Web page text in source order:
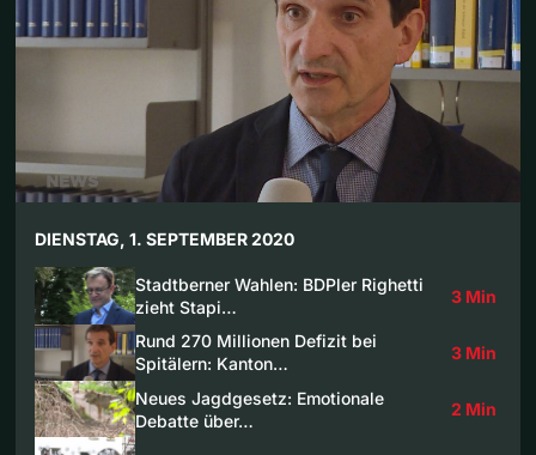
DIENSTAG, 1. SEPTEMBER 2020
Stadtberner Wahlen: BDPler Righetti
zieht Stapi…
3 Min
Rund 270 Millionen Defizit bei
Spitälern: Kanton…
3 Min
Neues Jagdgesetz: Emotionale
Debatte über…
2 Min